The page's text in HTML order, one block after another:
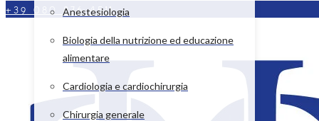
Anestesiologia
Biologia della nutrizione ed educazione
alimentare
Cardiologia e cardiochirurgia
Chirurgia generale
+39 080 876 4511